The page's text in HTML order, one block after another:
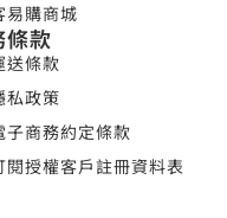
易購商城
條款
送條款
私政策
子商務約定條款
閱授權客戶註冊資料表